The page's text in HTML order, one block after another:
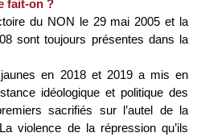
fait-on ?
du NON le 29 mai 2005 et la
sont toujours présentes dans la
en 2018 et 2019 a mis en
idéologique et politique des
sacrifiés sur l’autel de la
violence de la répression qu’ils